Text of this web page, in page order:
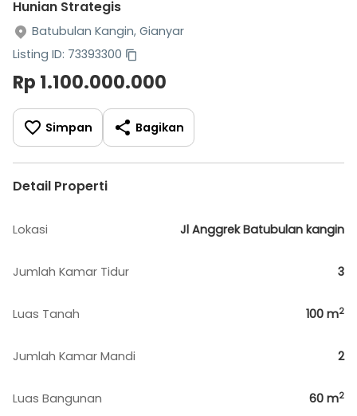
Hunian Strategis
Batubulan Kangin, Gianyar
Listing ID: 73393300
Rp 1.100.000.000
Simpan Bagikan
Detail Properti
Lokasi Jl Anggrek Batubulan kangin
Jumlah Kamar Tidur 3
Luas Tanah 100 m2
Jumlah Kamar Mandi 2
Luas Bangunan 60 m2